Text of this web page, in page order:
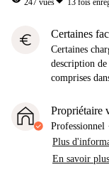
247 vues 13 fois
euro Certaines
Certaines
description
comprises
Propriétaire
Professionnel ·
Plus
En savoir